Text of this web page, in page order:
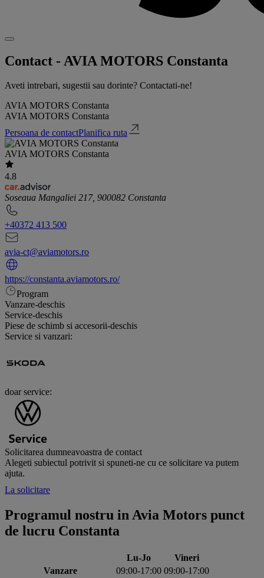
Contact - AVIA MOTORS Constanta
Aveti intrebari, sugestii sau dorinte? Contactati-ne!
AVIA MOTORS Constanta
AVIA MOTORS Constanta
Persoana de contactPlanifica ruta
AVIA MOTORS Constanta
4.8
Soseaua Mangaliei 217, 900082 Constanta
+40372 413 500
avia-ct@aviamotors.ro
https://constanta.aviamotors.ro/
Program
Vanzare-deschis
Service-deschis
Piese de schimb si accesorii-deschis
Service si vanzari:
doar service:
Solicitarea dumneavoastra de contact
Alegeti subiectul potrivit si spuneti-ne cu ce solicitare va putem
ajuta.
La solicitare
Programul nostru in Avia Motors punct
de lucru Constanta
Lu-Jo
Vineri
Vanzare
09:00-17:00 09:00-17:00